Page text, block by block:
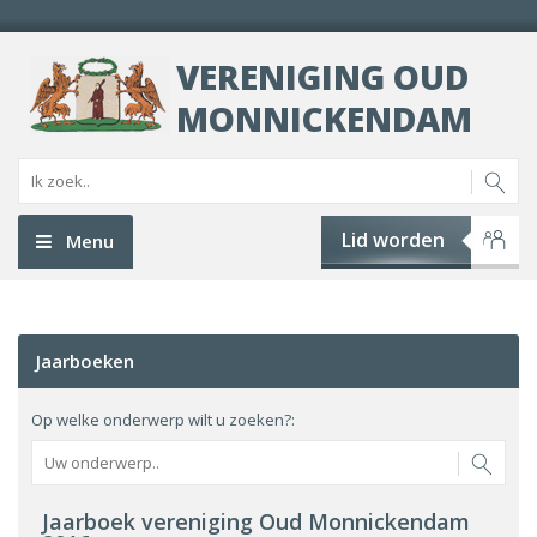
VERENIGING OUD
MONNICKENDAM
Lid worden
Menu
Jaarboeken
Op welke onderwerp wilt u zoeken?:
Jaarboek vereniging Oud Monnickendam